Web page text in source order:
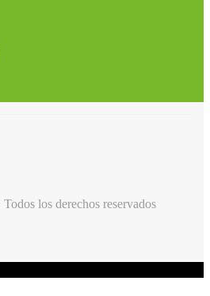
los derechos reservados